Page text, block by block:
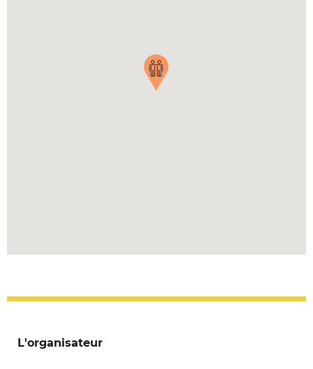
L'organisateur